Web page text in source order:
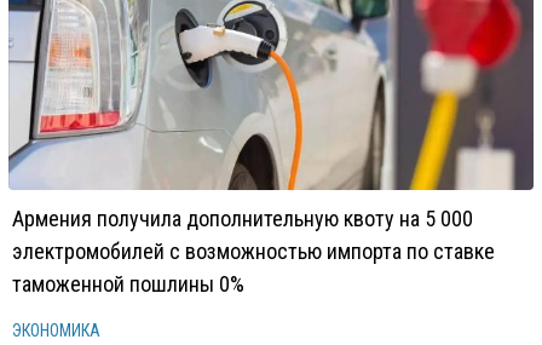
Армения получила дополнительную квоту на 5 000
электромобилей с возможностью импорта по ставке
таможенной пошлины 0%
ЭКОНОМИКА